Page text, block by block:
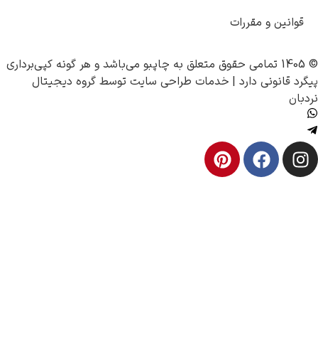
و مقررات
چاپبو می‌باشد و هر گونه کپی‌برداری
دارد |خدمات طراحی سایتتوسطگروه دیجیتال